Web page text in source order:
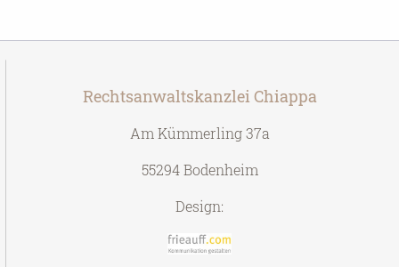
Rechtsanwaltskanzlei Chiappa
Am Kümmerling 37a
55294 Bodenheim
Design: